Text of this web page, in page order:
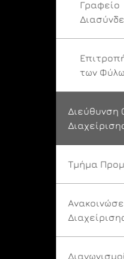
Γραφείο
των
Διεύθυνση
Τμήμα
Διαγωνισμοί